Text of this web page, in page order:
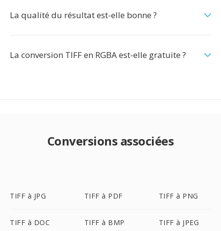
La qualité du résultat est-elle bonne ?
La conversion TIFF en RGBA est-elle gratuite ?
Conversions associées
TIFF à JPG TIFF à PDF TIFF à PNG
TIFF à DOC TIFF à BMP TIFF à JPEG